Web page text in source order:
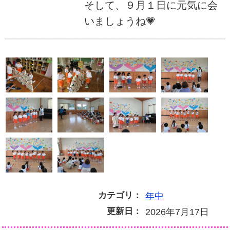
そして、９月１日に元気に会
いましょうね💗
カテゴリ： 年中
更新日： 2026年7月17日